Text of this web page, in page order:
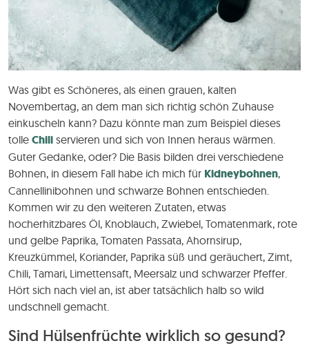
Was gibt es Schöneres, als einen grauen, kalten
Novembertag, an dem man sich richtig schön Zuhause
einkuscheln kann? Dazu könnte man zum Beispiel dieses
tolle Chili servieren und sich von Innen heraus wärmen.
Guter Gedanke, oder? Die Basis bilden drei verschiedene
Bohnen, in diesem Fall habe ich mich für Kidneybohnen,
Cannellinibohnen und schwarze Bohnen entschieden.
Kommen wir zu den weiteren Zutaten, etwas
hocherhitzbares Öl, Knoblauch, Zwiebel, Tomatenmark, rote
und gelbe Paprika, Tomaten Passata, Ahornsirup,
Kreuzkümmel, Koriander, Paprika süß und geräuchert, Zimt,
Chili, Tamari, Limettensaft, Meersalz und schwarzer Pfeffer.
Hört sich nach viel an, ist aber tatsächlich halb so wild
undschnell gemacht.
Sind Hülsenfrüchte wirklich so gesund?